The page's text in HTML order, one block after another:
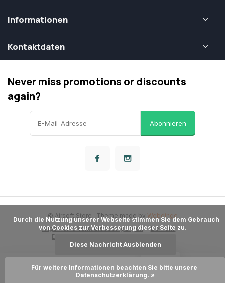
Zum Warenkorb hinzufügen
Informationen
Kontaktdaten
Never miss promotions or discounts
again?
Abonnieren
Allgemeine Verkaufsbedingungen
Dementi
Datenschutzbestimmungen
© Airsoft Store- Theme made by Webdinge
von Cookies zur Verbesserung dieser Seite zu.
Diese Nachricht Ausblenden
Für weitere Informationen beachten Sie bitte unsere
Datenschutzerklärung. »